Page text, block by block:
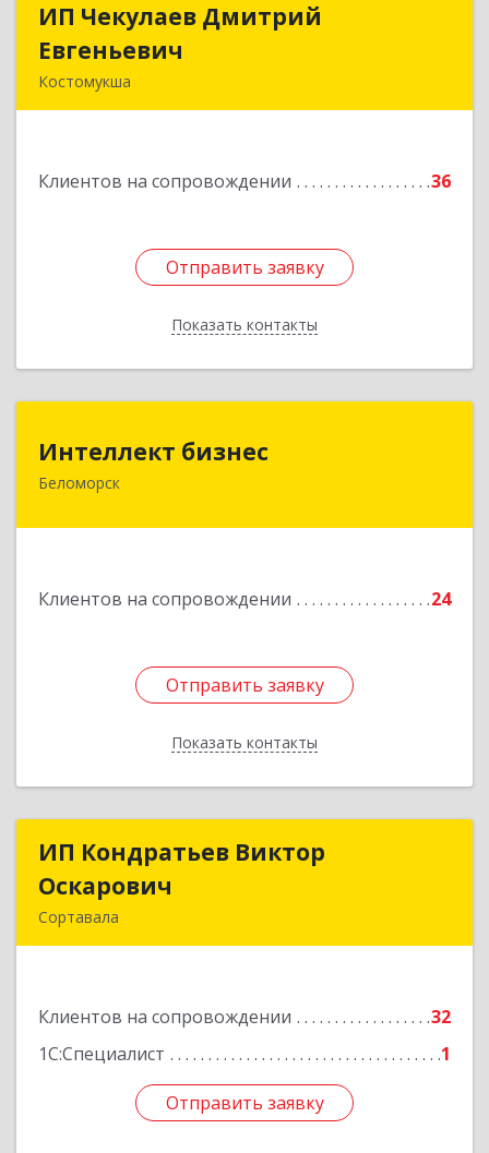
ИП Чекулаев Дмитрий
Евгеньевич
Костомукша
Клиентов на сопровождении 36
Отправить заявку
Показать контакты
ИП Чекулаев Дмитрий
Отправить заявку
Назад
Интеллект бизнес
Беломорск
Клиентов на сопровождении 24
Отправить заявку
Показать контакты
Отправить заявку
Назад
ИП Кондратьев Виктор
Оскарович
Сортавала
Клиентов на сопровождении
32
1С:Специалист
1
Отправить заявку
ИП Кондратьев Виктор
Подробнее
Отправить заявку